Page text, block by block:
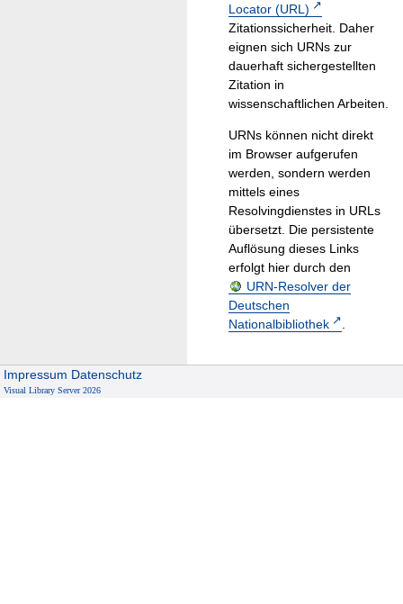
Locator (URL)
Zitationssicherheit. Daher
eignen sich URNs zur
dauerhaft sichergestellten
Zitation in
wissenschaftlichen Arbeiten.
URNs können nicht direkt
im Browser aufgerufen
werden, sondern werden
mittels eines
Resolvingdienstes in URLs
übersetzt. Die persistente
Auflösung dieses Links
erfolgt hier durch den
URN-Resolver der
Deutschen
Nationalbibliothek
.
Impressum Datenschutz
Visual Library Server 2026